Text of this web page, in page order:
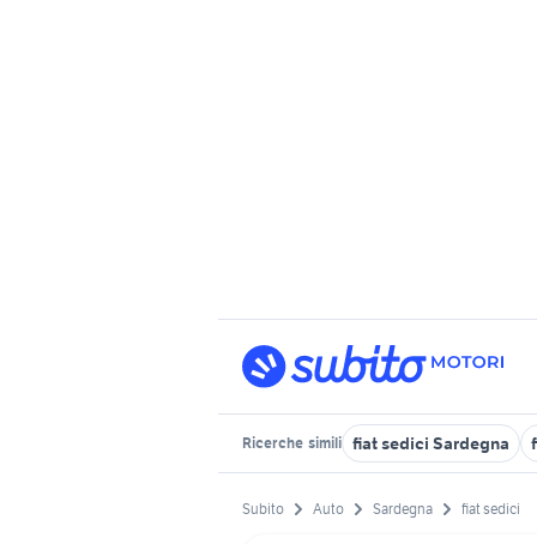
Ricerche simili fiat sedici Sardegna
Subito Auto Sardegna fiat sedici